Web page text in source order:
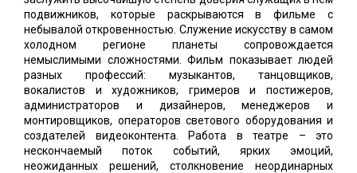
подвижников, которые раскрываются в фильме с
небывалой откровенностью. Служение искусству в самом
холодном регионе планеты сопровождается
немыслимыми сложностями. Фильм показывает людей
разных профессий: музыкантов, танцовщиков,
вокалистов и художников, гримеров и постижеров,
администраторов и дизайнеров, менеджеров и
монтировщиков, операторов светового оборудования и
создателей видеоконтента. Работа в театре – это
нескончаемый поток событий, ярких эмоций,
неожиданных решений, столкновение неординарных